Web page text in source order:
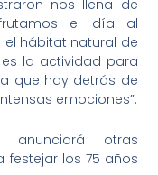
nos llena de
el día al
el hábitat natural de
es la actividad para
que hay detrás de
emociones”.
anunciará otras
los 75 años